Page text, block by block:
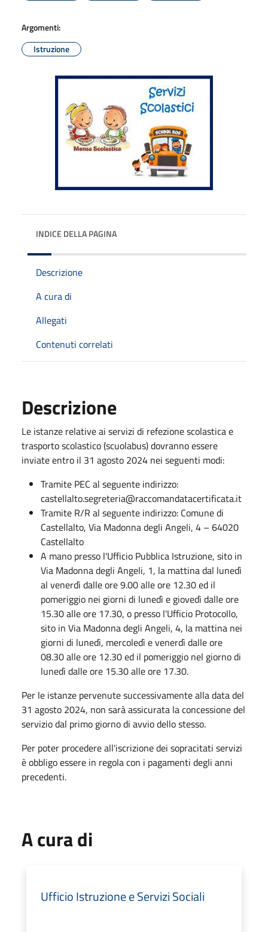
Argomenti:
Istruzione
INDICE DELLA PAGINA
Descrizione
A cura di
Allegati
Contenuti correlati
Descrizione
Le istanze relative ai servizi di refezione scolastica e
trasporto scolastico (scuolabus) dovranno essere
inviate entro il 31 agosto 2024 nei seguenti modi:
Tramite PEC al seguente indirizzo:
castellalto.segreteria@raccomandatacertificata.it
Tramite R/R al seguente indirizzo: Comune di
Castellalto, Via Madonna degli Angeli, 4 – 64020
Castellalto
A mano presso l'Ufficio Pubblica Istruzione, sito in
Via Madonna degli Angeli, 1, la mattina dal lunedì
al venerdì dalle ore 9.00 alle ore 12.30 ed il
pomeriggio nei giorni di lunedì e giovedì dalle ore
15.30 alle ore 17.30, o presso l'Ufficio Protocollo,
sito in Via Madonna degli Angeli, 4, la mattina nei
giorni di lunedì, mercoledì e venerdì dalle ore
08.30 alle ore 12.30 ed il pomeriggio nel giorno di
lunedì dalle ore 15.30 alle ore 17.30.
Per le istanze pervenute successivamente alla data del
31 agosto 2024, non sarà assicurata la concessione del
servizio dal primo giorno di avvio dello stesso.
Per poter procedere all'iscrizione dei sopracitati servizi
è obbligo essere in regola con i pagamenti degli anni
precedenti.
A cura di
Ufficio Istruzione e Servizi Sociali